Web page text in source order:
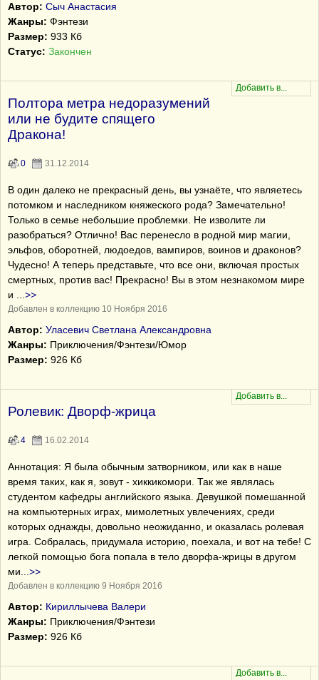
Автор: Сыч Анастасия
Жанры: Фэнтези
Размер: 933 Кб
Статус: Закончен
Полтора метра недоразумений
или не будите спящего
Дракона!
0 31.12.2014
В один далеко не прекрасный день, вы узнаёте, что являетесь
потомком и наследником княжеского рода? Замечательно!
Только в семье небольшие проблемки. Не изволите ли
разобраться? Отлично! Вас перенесло в родной мир магии,
эльфов, оборотней, людоедов, вампиров, воинов и драконов?
Чудесно! А теперь представьте, что все они, включая простых
смертных, против вас! Прекрасно! Вы в этом незнакомом мире
и
>>
Добавлен в коллекцию 10 Ноября 2016
Автор: Уласевич Светлана Александровна
Жанры: Приключения/Фэнтези/Юмор
Размер: 926 Кб
Ролевик: Дворф-жрица
4 16.02.2014
Аннотация: Я была обычным затворником, или как в наше
время таких, как я, зовут - хиккикомори. Так же являлась
студентом кафедры английского языка. Девушкой помешанной
на компьютерных играх, мимолетных увлечениях, среди
которых однажды, довольно неожиданно, и оказалась ролевая
игра. Собралась, придумала историю, поехала, и вот на тебе! С
легкой помощью бога попала в тело дворфа-жрицы в другом
ми
>>
Добавлен в коллекцию 9 Ноября 2016
Автор: Кириллычева Валери
Жанры: Приключения/Фэнтези
Размер: 926 Кб